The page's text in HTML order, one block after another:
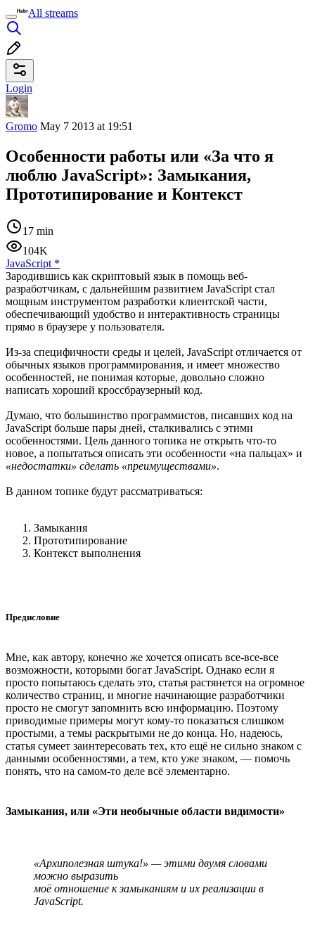
All streams
Login
Gromo May 7 2013 at 19:51
Особенности работы или «За что я
люблю JavaScript»: Замыкания,
Прототипирование и Контекст
17 min
104K
JavaScript *
Зародившись как скриптовый язык в помощь веб-
разработчикам, с дальнейшим развитием JavaScript стал
мощным инструментом разработки клиентской части,
обеспечивающий удобство и интерактивность страницы
прямо в браузере у пользователя.
Из-за специфичности среды и целей, JavaScript отличается от
обычных языков программирования, и имеет множество
особенностей, не понимая которые, довольно сложно
написать хороший кроссбраузерный код.
Думаю, что большинство программистов, писавших код на
JavaScript больше пары дней, сталкивались с этими
особенностями. Цель данного топика не открыть что-то
новое, а попытаться описать эти особенности «на пальцах» и
«недостатки» сделать «преимуществами».
В данном топике будут рассматриваться:
Замыкания
Прототипирование
Контекст выполнения
Предисловие
Мне, как автору, конечно же хочется описать все-все-все
возможности, которыми богат JavaScript. Однако если я
просто попытаюсь сделать это, статья растянется на огромное
количество страниц, и многие начинающие разработчики
просто не смогут запомнить всю информацию. Поэтому
приводимые примеры могут кому-то показаться слишком
простыми, а темы раскрытыми не до конца. Но, надеюсь,
статья сумеет заинтересовать тех, кто ещё не сильно знаком с
данными особенностями, а тем, кто уже знаком, — помочь
понять, что на самом-то деле всё элементарно.
Замыкания, или «Эти необычные области видимости»
«Архиполезная штука!» — этими двумя словами
можно выразить
моё отношение к замыканиям и их реализации в
JavaScript.